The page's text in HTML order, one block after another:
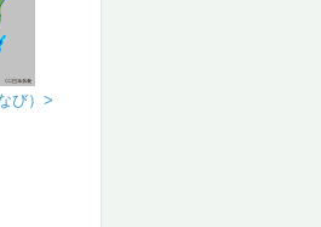
び）>